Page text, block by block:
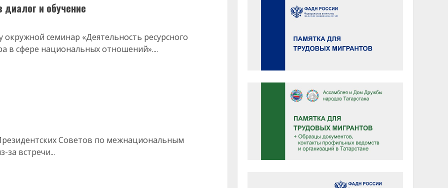
и обучение
семинар «Деятельность ресурсного
в сфере национальных отношений»....
Советов по межнациональным
за встречи...